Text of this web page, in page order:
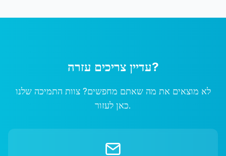
עדיין צריכים עזרה?
לא מוצאים את מה שאתם מחפשים? צוות התמיכה שלנו
כאן לעזור.